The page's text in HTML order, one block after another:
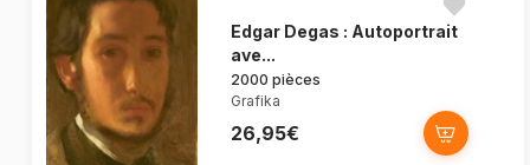
Edgar Degas : Autoportrait
ave...
2000 pièces
Grafika
26,95€